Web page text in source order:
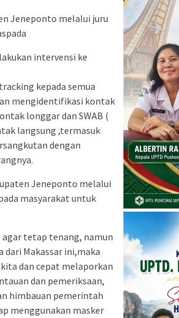
Jeneponto melalui juru
intervensi ke
kepada semua
mengidentifikasi kontak
longgar dan SWAB (
langsung ,termasuk
dengan
Jeneponto melalui
masyarakat untuk
tetap tenang, namun
dari Makassar ini,maka
dan cepat melaporkan
dan pemeriksaan,
himbauan pemerintah
menggunakan masker